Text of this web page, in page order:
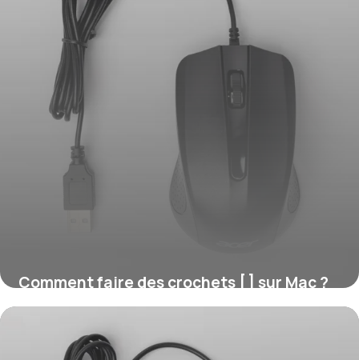
Comment faire des crochets [ ] sur Mac ?
16 juillet 2026